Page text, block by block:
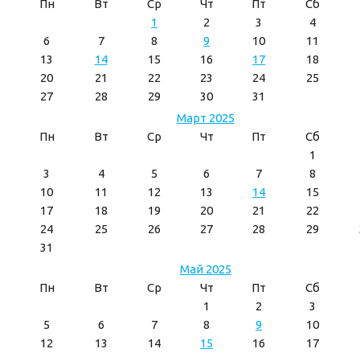
Пн
Вт Ср Чт Пт Сб
1
2 3
4
6
7 8 9 10 11
13
14 15 16 17 18
20
21 22 23 24 25
27
28 29 30
31
Март 2025
Пн
Вт Ср Чт Пт Сб
1
3
4 5 6 7
8
10
11 12 13 14 15
17
18 19 20 21 22
24
25 26 27 28 29
31
Май 2025
Пн
Вт Ср Чт Пт Сб
1
2
3
5
6 7 8 9 10
12
13 14 15 16 17